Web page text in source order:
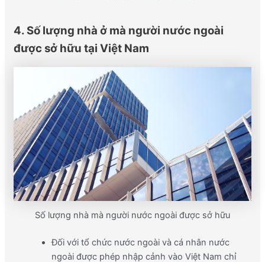
4. Số lượng nhà ở mà người nước ngoài
được sở hữu tại Việt Nam
Số lượng nhà mà người nước ngoài được sở hữu
Đối với tổ chức nước ngoài và cá nhân nước
ngoài được phép nhập cảnh vào Việt Nam chỉ